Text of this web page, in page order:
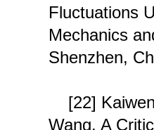
Fluctuations
Mechanics
Shenzhen,
[22]
Wang. A